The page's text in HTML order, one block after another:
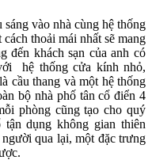
vào nhà cùng hệ thống
thoải mái nhất sẽ mang
đến khách sạn của anh có
hệ thống cửa kính nhỏ,
cầu thang và một hệ thống
bộ nhà phố tân cổ điển 4
phòng cũng tạo cho quý
dụng không gian thiên
qua lại, một đặc trưng